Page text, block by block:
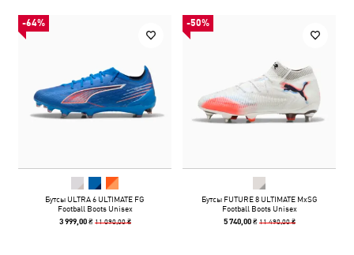
-64%
Бутсы ULTRA 6 ULTIMATE FG
Football Boots Unisex
3 999,00 ₴ 11 090,00 ₴
-50%
Бутсы FUTURE 8 ULTIMATE MxSG
Football Boots Unisex
5 740,00 ₴ 11 490,00 ₴